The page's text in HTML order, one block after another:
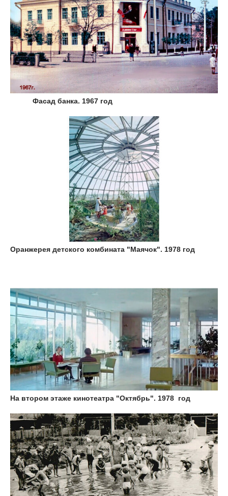
Фасад банка. 1967 год
Оранжерея детского комбината "Маячок". 1978 год
На втором этаже кинотеатра "Октябрь". 1978 год